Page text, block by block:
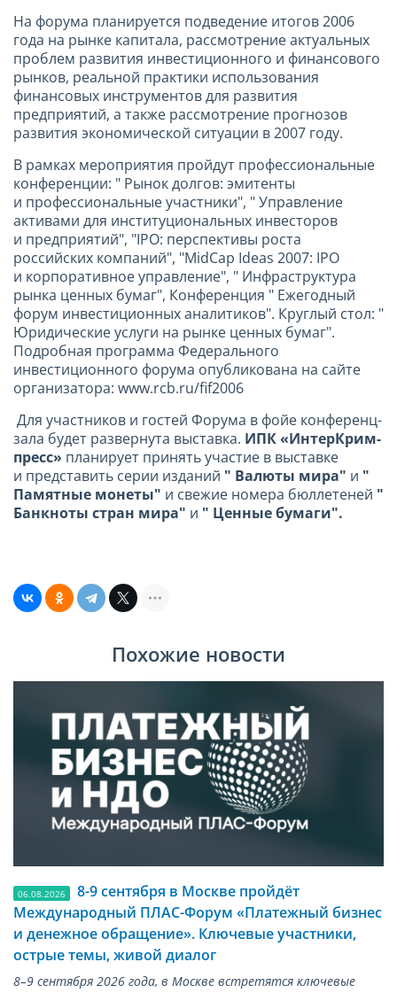
На форума планируется подведение итогов 2006
года на рынке капитала, рассмотрение актуальных
проблем развития инвестиционного и финансового
рынков, реальной практики использования
финансовых инструментов для развития
предприятий, а также рассмотрение прогнозов
развития экономической ситуации в 2007 году.
В рамках мероприятия пройдут профессиональные
конференции: " Рынок долгов: эмитенты
и профессиональные участники", " Управление
активами для институциональных инвесторов
и предприятий", "IPO: перспективы роста
российских компаний", "MidCap Ideas 2007: IPO
и корпоративное управление", " Инфраструктура
рынка ценных бумаг", Конференция " Ежегодный
форум инвестиционных аналитиков". Круглый стол: "
Юридические услуги на рынке ценных бумаг".
Подробная программа Федерального
инвестиционного форума опубликована на сайте
организатора: www.rcb.ru/fif2006
Для участников и гостей Форума в фойе конференц-
зала будет развернута выставка. ИПК «ИнтерКрим-
пресс» планирует принять участие в выставке
и представить серии изданий " Валюты мира" и "
Памятные монеты" и свежие номера бюллетеней "
Банкноты стран мира" и " Ценные бумаги".
Похожие новости
06.08.2026
8-9 сентября в Москве пройдёт
Международный ПЛАС-Форум «Платежный бизнес
и денежное обращение». Ключевые участники,
острые темы, живой диалог
8–9 сентября 2026 года, в Москве встретятся ключевые